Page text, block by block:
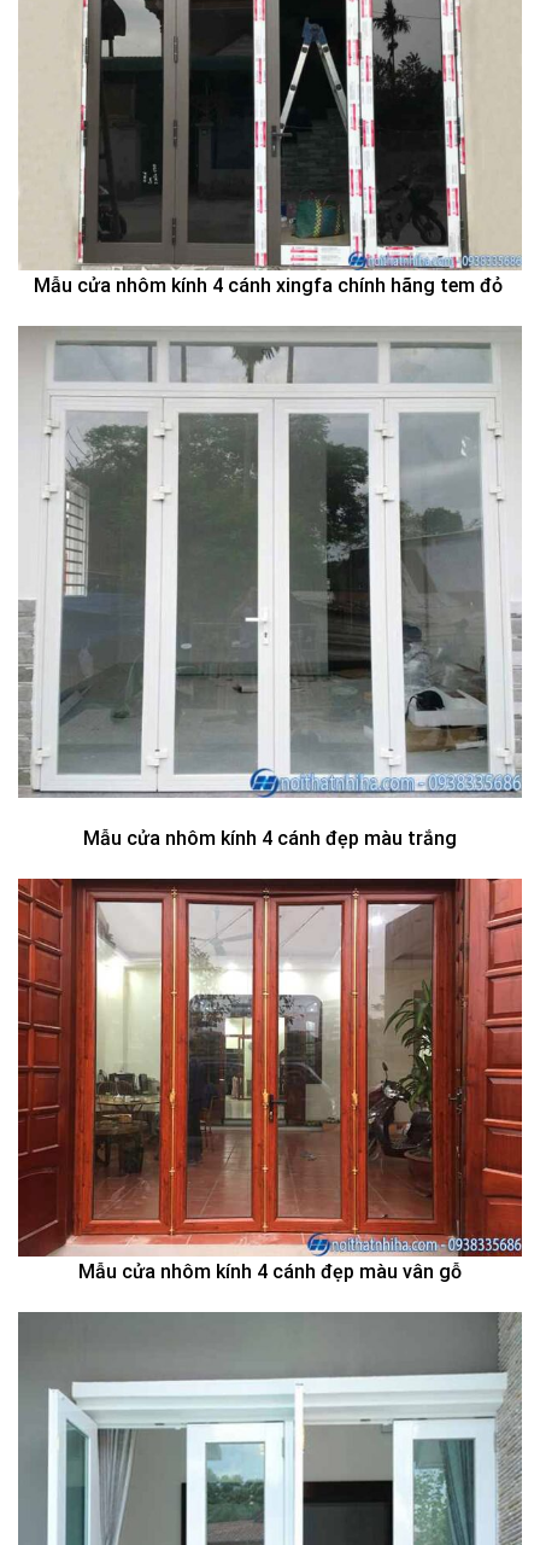
Mẫu cửa nhôm kính 4 cánh xingfa chính hãng tem đỏ
Mẫu cửa nhôm kính 4 cánh đẹp màu trắng
Mẫu cửa nhôm kính 4 cánh đẹp màu vân gỗ